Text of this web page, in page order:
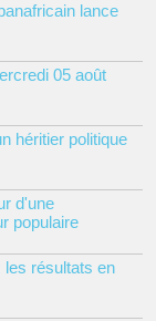
lance
05 août
héritier politique
d'une
populaire
les résultats en